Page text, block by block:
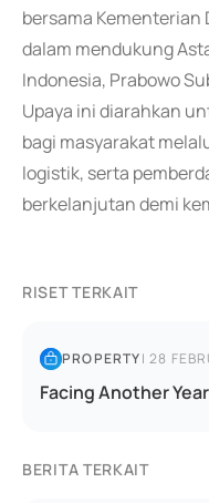
bersama Kementerian
dalam mendukung
Indonesia, Prabowo
Upaya ini diarahkan
bagi masyarakat
logistik, serta
berkelanjutan demi
RISET TERKAIT
PROPERTY|28
Facing Another
BERITA TERKAIT